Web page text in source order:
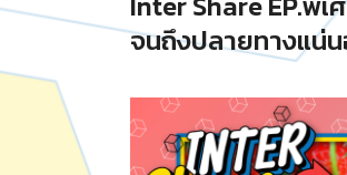
จนถึงปลายทางแน่